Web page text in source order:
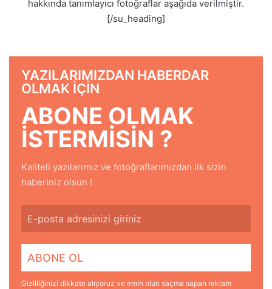
hakkında tanımlayıcı fotoğraflar aşağıda verilmiştir.
[/su_heading]
YAZILARIMIZDAN HABERDAR
OLMAK IÇIN
ABONE OLMAK
ISTERMISIN ?
Kaliteli yazılarımız ve fotoğraflarımızdan ilk sizin
haberiniz olsun !
Gizliliğinizi dikkate alıyoruz ve emin olun saçma sapan reklam